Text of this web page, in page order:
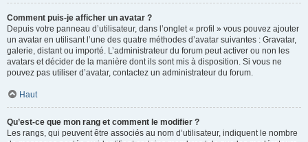
Comment puis-je afficher un avatar ?
Depuis votre panneau d’utilisateur, dans l’onglet « profil » vous pouvez ajouter
un avatar en utilisant l’une des quatre méthodes d’avatar suivantes : Gravatar,
galerie, distant ou importé. L’administrateur du forum peut activer ou non les
avatars et décider de la manière dont ils sont mis à disposition. Si vous ne
pouvez pas utiliser d’avatar, contactez un administrateur du forum.
Haut
Qu’est-ce que mon rang et comment le modifier ?
Les rangs, qui peuvent être associés au nom d’utilisateur, indiquent le nombre